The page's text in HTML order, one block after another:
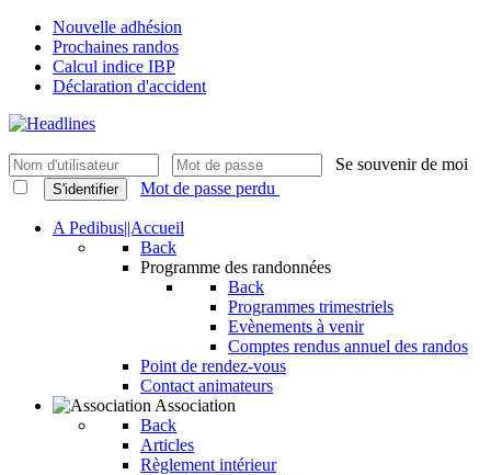
Nouvelle adhésion
Prochaines randos
Calcul indice IBP
Déclaration d'accident
Se souvenir de moi
S'identifier Mot de passe perdu
A Pedibus||Accueil
Back
Programme des randonnées
Back
Programmes trimestriels
Evènements à venir
Comptes rendus annuel des randos
Point de rendez-vous
Contact animateurs
Association
Back
Articles
Règlement intérieur